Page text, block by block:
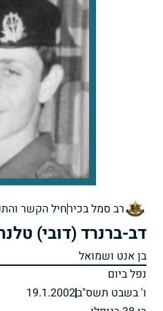
רב סמל בכירחיל הקשר
דב-ברנרד (דובי)
בן אנט ושמואל
נפל ביום
ו' בשבט תשס"ב19.1.2002